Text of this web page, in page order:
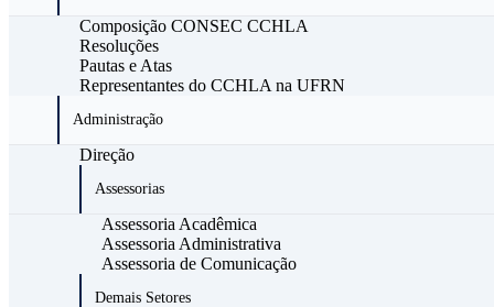
Composição CONSEC CCHLA
Resoluções
Pautas e Atas
Representantes do CCHLA na UFRN
Administração
Direção
Assessorias
Assessoria Acadêmica
Assessoria Administrativa
Assessoria de Comunicação
Demais Setores